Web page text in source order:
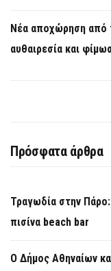
Νέα αποχώρηση από
αυθαιρεσία και
Πρόσφατα άρθρα
Τραγωδία στην
πισίνα beach bar
Ο Δήμος Αθηναίων